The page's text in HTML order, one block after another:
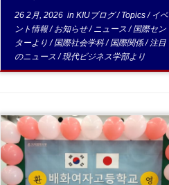
26 2月, 2026 inKIUブログ/Topics/ イベ
ント情報/お知らせ/ニュース/国際セン
ターより/国際社会学科/国際関係/注目
のニュース/現代ビジネス学部より